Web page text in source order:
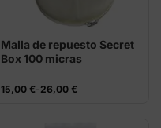
Malla de repuesto Secret
Box 100 micras
15,00 €-26,00 €
Rango